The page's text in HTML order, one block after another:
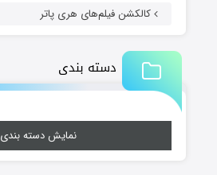
کالکشن فیلم‌های هری پاتر
دسته بندی
نمایش دسته بندی